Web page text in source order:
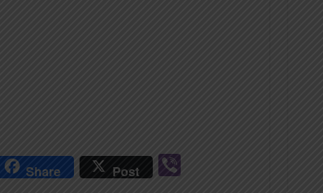
Share Post